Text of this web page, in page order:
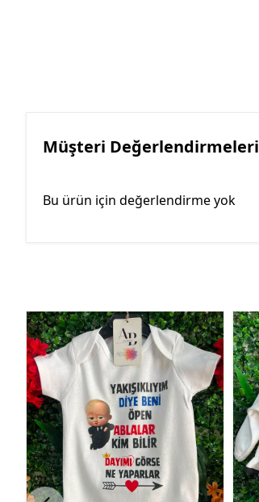
Müşteri Değerlendirmeleri
Bu ürün için değerlendirme yok